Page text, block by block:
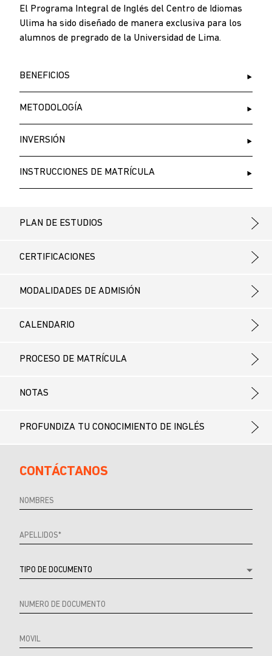
El Programa Integral de Inglés del Centro de Idiomas
Ulima ha sido diseñado de manera exclusiva para los
alumnos de pregrado de la Universidad de Lima.
BENEFICIOS
METODOLOGÍA
INVERSIÓN
INSTRUCCIONES DE MATRÍCULA
PLAN DE ESTUDIOS
CERTIFICACIONES
MODALIDADES DE ADMISIÓN
CALENDARIO
PROCESO DE MATRÍCULA
NOTAS
PROFUNDIZA TU CONOCIMIENTO DE INGLÉS
CONTÁCTANOS
Referrer
URL
URL
Referrer